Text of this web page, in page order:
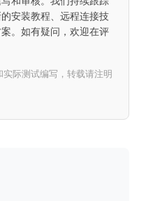
安装教程、远程连接技
。如有疑问，欢迎在评
际测试编写，转载请注明